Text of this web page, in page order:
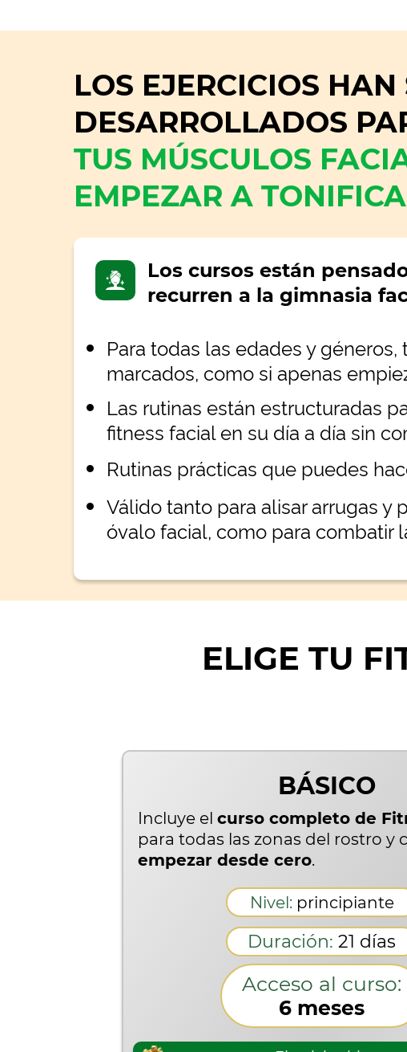
Rutinas prácticas que puedes
Válido tanto para alisar arrugas y
óvalo facial, como para combatir
Las rutinas están estructuradas
fitness facial en su día a día sin
Los cursos están
recurren a la gimnasia
Para todas las edades y
marcados, como si apenas
LOS EJERCICIOS HAN
DESARROLLADOS
TUS MÚSCULOS
EMPEZAR A
Acceso al curso:
6 meses
BÁSICO
Duración: 21 días
Nivel: principiante
Incluye el curso completo de
para todas las zonas del rostro y
empezar desde cero.
ELIGE TU